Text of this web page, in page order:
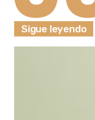
Sigue leyendo